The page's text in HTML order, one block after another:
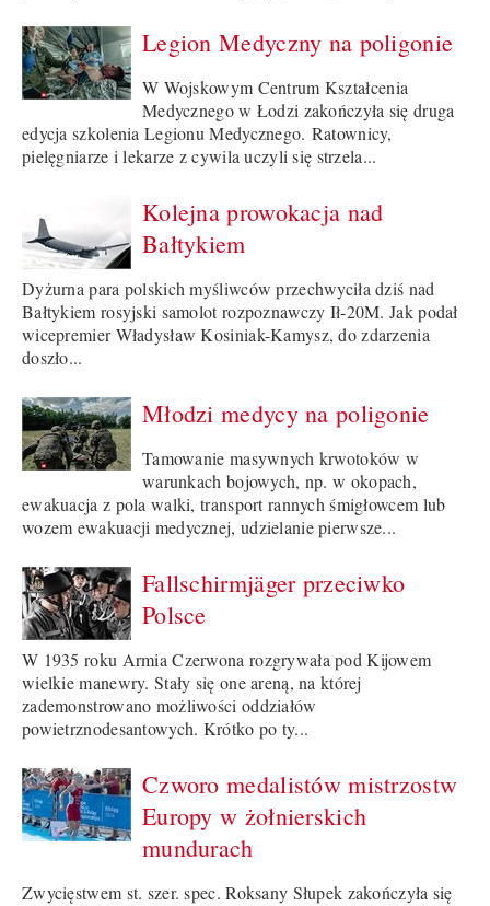
Legion Medyczny na poligonie
W Wojskowym Centrum Kształcenia
Medycznego w Łodzi zakończyła się druga
edycja szkolenia Legionu Medycznego. Ratownicy,
pielęgniarze i lekarze z cywila uczyli się strzela...
Kolejna prowokacja nad
Bałtykiem
Dyżurna para polskich myśliwców przechwyciła dziś nad
Bałtykiem rosyjski samolot rozpoznawczy Ił-20M. Jak podał
wicepremier Władysław Kosiniak-Kamysz, do zdarzenia
doszło...
Młodzi medycy na poligonie
Tamowanie masywnych krwotoków w
warunkach bojowych, np. w okopach,
ewakuacja z pola walki, transport rannych śmigłowcem lub
wozem ewakuacji medycznej, udzielanie pierwsze...
Fallschirmjäger przeciwko
Polsce
W 1935 roku Armia Czerwona rozgrywała pod Kijowem
wielkie manewry. Stały się one areną, na której
zademonstrowano możliwości oddziałów
powietrznodesantowych. Krótko po ty...
Czworo medalistów mistrzostw
Europy w żołnierskich
mundurach
Zwycięstwem st. szer. spec. Roksany Słupek zakończyła się